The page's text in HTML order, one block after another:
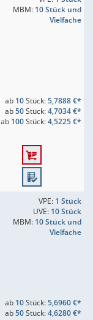
MBM: 10 Stück und
Vielfache
ab 10Stück:5,7888 €*
ab50Stück:4,7034 €*
ab 100Stück:4,5225 €*
VPE: 1 Stück
UVE: 10 Stück
MBM: 10 Stück und
Vielfache
ab 10Stück:5,6960 €*
ab50Stück:4,6280 €*